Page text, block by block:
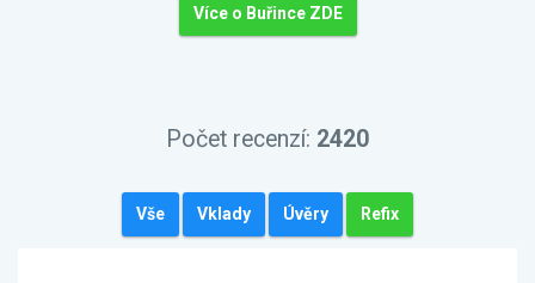
Více o Buřince ZDE
Počet recenzí: 2420
Vše Vklady Úvěry Refix